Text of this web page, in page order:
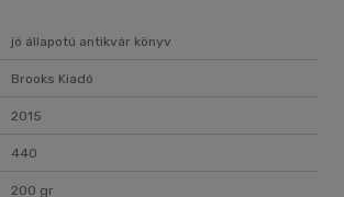
jó állapotú antikvár könyv
Brooks Kiadó
2015
440
200 gr